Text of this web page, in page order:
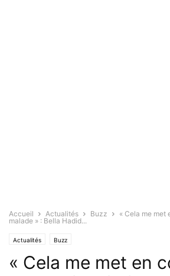
Accueil Actualités Buzz
« Cela me met
malade » : Bella Hadid...
Actualités Buzz
« Cela me met en